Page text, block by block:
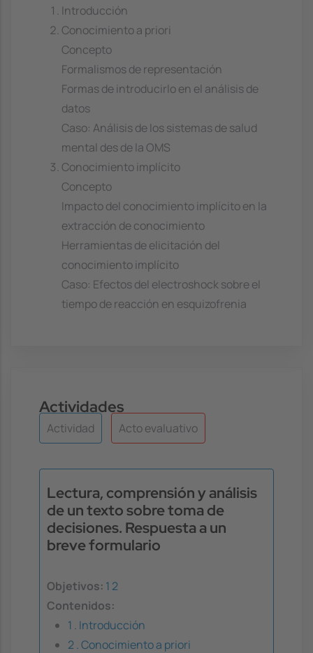
Introducción
Conocimiento a priori
Concepto
Formalismos de representación
Formas de introducirlo en el análisis de
datos
Caso: Análisis de los sistemas de salud
mental des de la OMS
Conocimiento implícito
Concepto
Impacto del conocimiento implícito en la
extracción de conocimiento
Herramientas de elicitación del
conocimiento implícito
Caso: Efectos del electroshock sobre el
tiempo de reacción en esquizofrenia
Actividades
Actividad Acto evaluativo
Lectura, comprensión y análisis
de un texto sobre toma de
decisiones. Respuesta a un
breve formulario
Objetivos: 1 2
Contenidos:
1 . Introducción
2 . Conocimiento a priori